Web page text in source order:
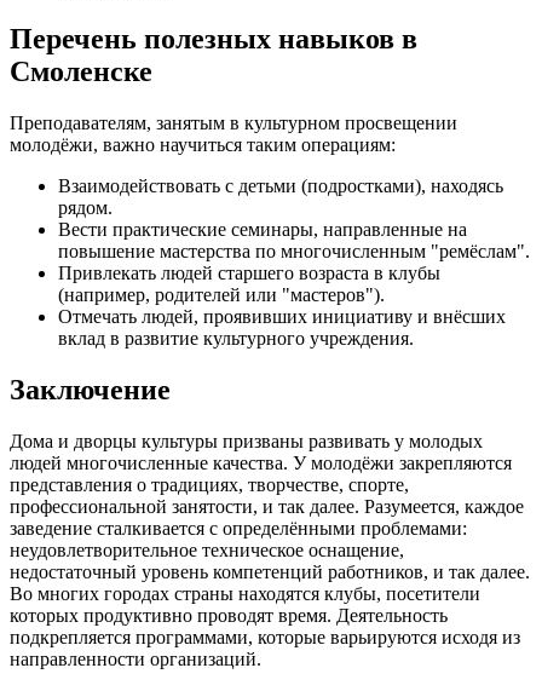
Перечень полезных навыков в
Смоленске
Преподавателям, занятым в культурном просвещении
молодёжи, важно научиться таким операциям:
Взаимодействовать с детьми (подростками), находясь
рядом.
Вести практические семинары, направленные на
повышение мастерства по многочисленным "ремёслам".
Привлекать людей старшего возраста в клубы
(например, родителей или "мастеров").
Отмечать людей, проявивших инициативу и внёсших
вклад в развитие культурного учреждения.
Заключение
Дома и дворцы культуры призваны развивать у молодых
людей многочисленные качества. У молодёжи закрепляются
представления о традициях, творчестве, спорте,
профессиональной занятости, и так далее. Разумеется, каждое
заведение сталкивается с определёнными проблемами:
неудовлетворительное техническое оснащение,
недостаточный уровень компетенций работников, и так далее.
Во многих городах страны находятся клубы, посетители
которых продуктивно проводят время. Деятельность
подкрепляется программами, которые варьируются исходя из
направленности организаций.